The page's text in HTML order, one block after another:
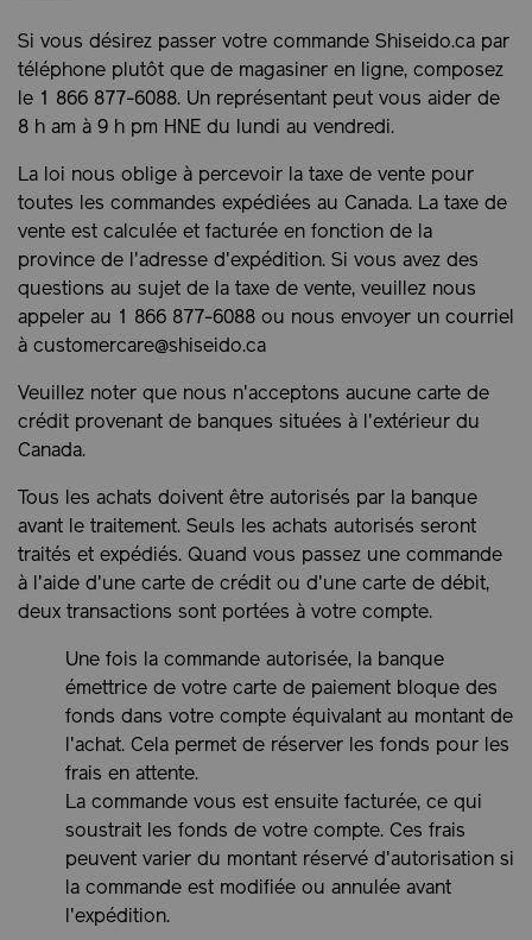
Si vous désirez passer votre commande Shiseido.ca par
téléphone plutôt que de magasiner en ligne, composez
le 1 866 877-6088. Un représentant peut vous aider de
8 h am à 9 h pm HNE du lundi au vendredi.
La loi nous oblige à percevoir la taxe de vente pour
toutes les commandes expédiées au Canada. La taxe de
vente est calculée et facturée en fonction de la
province de l'adresse d'expédition. Si vous avez des
questions au sujet de la taxe de vente, veuillez nous
appeler au 1 866 877-6088 ou nous envoyer un courriel
à customercare@shiseido.ca
Veuillez noter que nous n'acceptons aucune carte de
crédit provenant de banques situées à l'extérieur du
Canada.
Tous les achats doivent être autorisés par la banque
avant le traitement. Seuls les achats autorisés seront
traités et expédiés. Quand vous passez une commande
à l'aide d'une carte de crédit ou d'une carte de débit,
deux transactions sont portées à votre compte.
Une fois la commande autorisée, la banque
émettrice de votre carte de paiement bloque des
fonds dans votre compte équivalant au montant de
l'achat. Cela permet de réserver les fonds pour les
frais en attente.
La commande vous est ensuite facturée, ce qui
soustrait les fonds de votre compte. Ces frais
peuvent varier du montant réservé d'autorisation si
la commande est modifiée ou annulée avant
l'expédition.